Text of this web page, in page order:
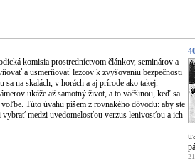
komisia prostredníctvom článkov, seminárov a
a usmerňovať lezcov k zvyšovaniu bezpečnosti
sa na skalách, v horách a aj prírode ako takej.
ukáže až samotný život, a to väčšinou, keď sa
Túto úvahu píšem z rovnakého dôvodu: aby ste
medzi uvedomelosťou verzus lenivosťou a ich